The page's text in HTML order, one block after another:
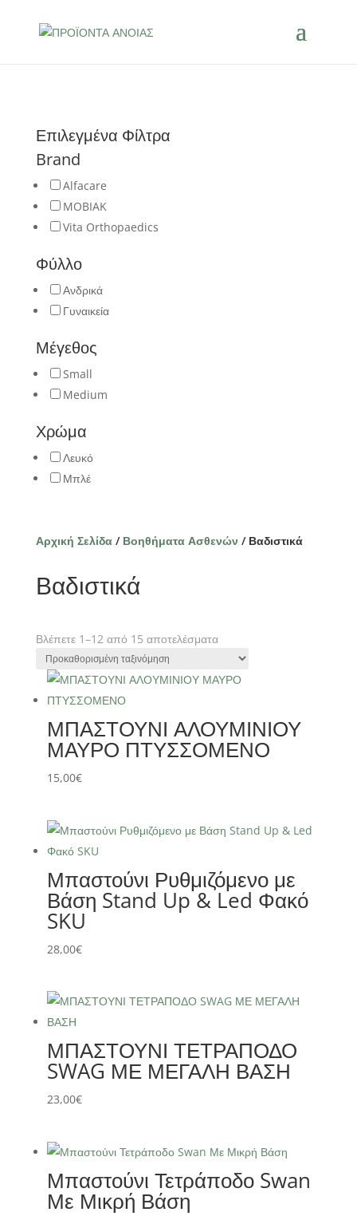
Επιλεγμένα Φίλτρα
Brand
Alfacare
MOBIAK
Vita Orthopaedics
Φύλλο
Ανδρικά
Γυναικεία
Μέγεθος
Small
Medium
Χρώμα
Λευκό
Μπλέ
Αρχική Σελίδα/ Βοηθήματα Ασθενών / Βαδιστικά
Βαδιστικά
Βλέπετε 1–12 από 15 αποτελέσματα
ΜΠΑΣΤΟΥΝΙ ΑΛΟΥΜΙΝΙΟΥ
ΜΑΥΡΟ ΠΤΥΣΣΟΜΕΝΟ
15,00€
Μπαστούνι Ρυθμιζόμενο με
Βάση Stand Up & Led Φακό
SKU
28,00€
ΜΠΑΣΤΟΥΝΙ ΤΕΤΡΑΠΟΔΟ
SWAG ΜΕ ΜΕΓΑΛΗ ΒΑΣΗ
23,00€
Μπαστούνι Τετράποδο Swan
Με Μικρή Βάση